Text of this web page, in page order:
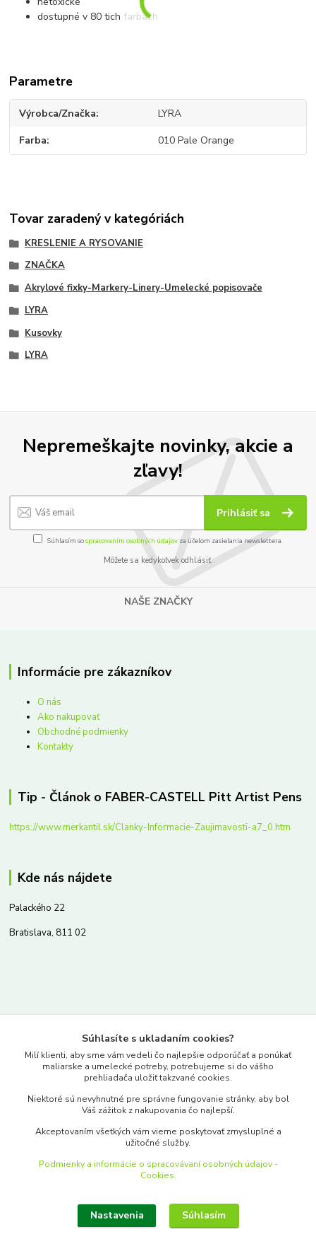
dostupné v 80 tich farbách
Parametre
Výrobca/Značka LYRA
Farba 010 Pale Orange
Tovar zaradený v kategóriách
KRESLENIE A RYSOVANIE
ZNAČKA
Akrylové fixky-Markery-Linery-Umelecké popisovače
LYRA
Kusovky
LYRA
Nepremeškajte novinky, akcie a
zľavy!
Prihlásiť sa
Súhlasím sospracovaním osobných údajov za účelom zasielania newslettera.
Môžete sa kedykoľvek odhlásiť.
NAŠE ZNAČKY
Informácie pre zákazníkov
O nás
Ako nakupovať
Obchodné podmienky
Kontakty
Tip - Článok o FABER-CASTELL Pitt Artist Pens
https://www.merkantil.sk/Clanky-Informacie-Zaujimavosti-a7_0.htm
Kde nás nájdete
Palackého 22
Bratislava, 811 02
www.merkantil.sk
Pondelok-Piatok: 9.00-17.00hod.
objednavky@merkantil-obchod.sk
Upraviť zber cookies.
Súhlasíte s ukladaním cookies?
Milí klienti, aby sme vám vedeli čo najlepšie odporúčať a ponúkať
maliarske a umelecké potreby, potrebujeme si do vášho
prehliadača uložiť takzvané cookies.
Niektoré sú nevyhnutné pre správne fungovanie stránky, aby bol
Váš zážitok z nakupovania čo najlepší.
Akceptovaním všetkých vám vieme poskytovať zmysluplné a
užitočné služby.
Podmienky a informácie o spracovávaní osobných údajov -
Cookies.
Nastavenia Súhlasím